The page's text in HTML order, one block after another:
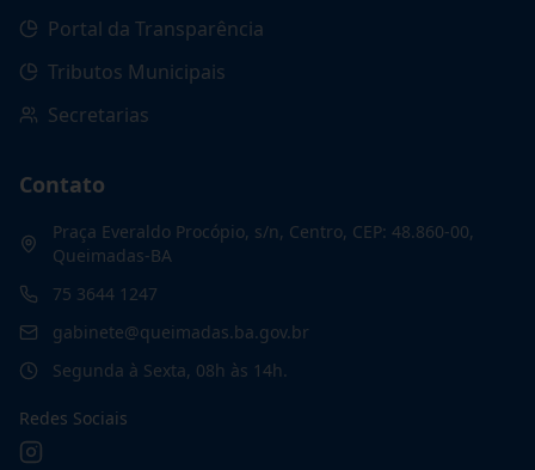
Portal da Transparência
Tributos Municipais
Secretarias
Contato
Praça Everaldo Procópio, s/n, Centro, CEP: 48.860-00,
Queimadas-BA
75 3644 1247
gabinete@queimadas.ba.gov.br
Segunda à Sexta, 08h às 14h.
Redes Sociais